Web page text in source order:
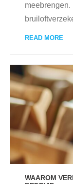
meebrengen.
READ MORE
WAAROM